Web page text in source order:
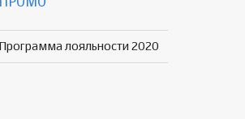
Программа лояльности 2020